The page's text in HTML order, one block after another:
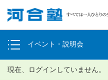
塾生の方
イベント・説明会
個別相談
体験授業
現在、ログインしていません。